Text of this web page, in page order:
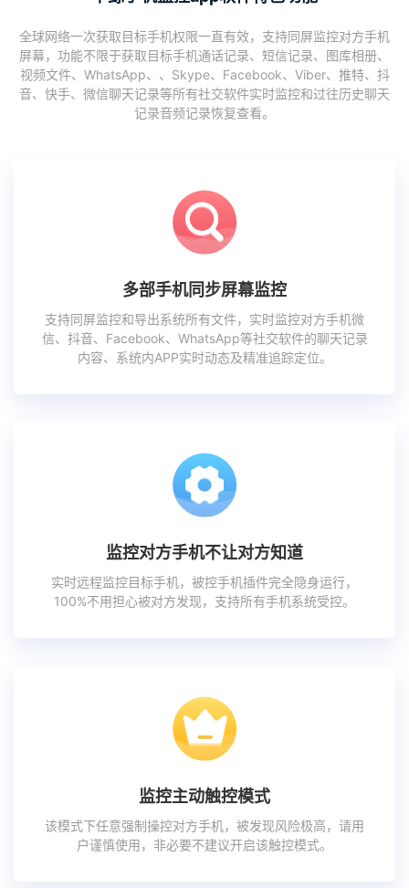
全球网络一次获取目标手机权限一直有效，支持同屏监控对方手机
屏幕，功能不限于获取目标手机通话记录、短信记录、图库相册、
视频文件、WhatsApp、、Skype、Facebook、Viber、推特、抖
音、快手、微信聊天记录等所有社交软件实时监控和过往历史聊天
记录音频记录恢复查看。
多部手机同步屏幕监控
支持同屏监控和导出系统所有文件，实时监控对方手机微
信、抖音、Facebook、WhatsApp等社交软件的聊天记录
内容、系统内APP实时动态及精准追踪定位。
监控对方手机不让对方知道
实时远程监控目标手机，被控手机插件完全隐身运行，
100%不用担心被对方发现，支持所有手机系统受控。
监控主动触控模式
该模式下任意强制操控对方手机，被发现风险极高，请用
户谨慎使用，非必要不建议开启该触控模式。